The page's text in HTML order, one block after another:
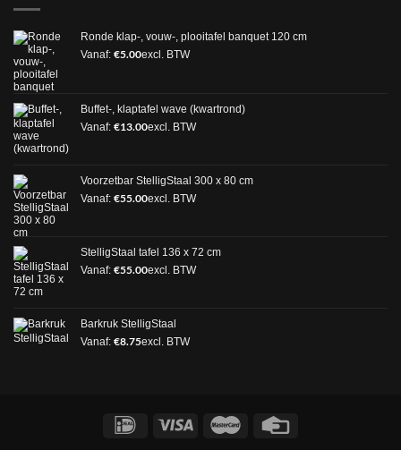
Ronde klap-, vouw-, plooitafel banquet 120 cm
Vanaf: €5.00excl. BTW
Buffet-, klaptafel wave (kwartrond)
Vanaf: €13.00excl. BTW
Voorzetbar StelligStaal 300 x 80 cm
Vanaf: €55.00excl. BTW
StelligStaal tafel 136 x 72 cm
Vanaf: €55.00excl. BTW
Barkruk StelligStaal
Vanaf: €8.75excl. BTW